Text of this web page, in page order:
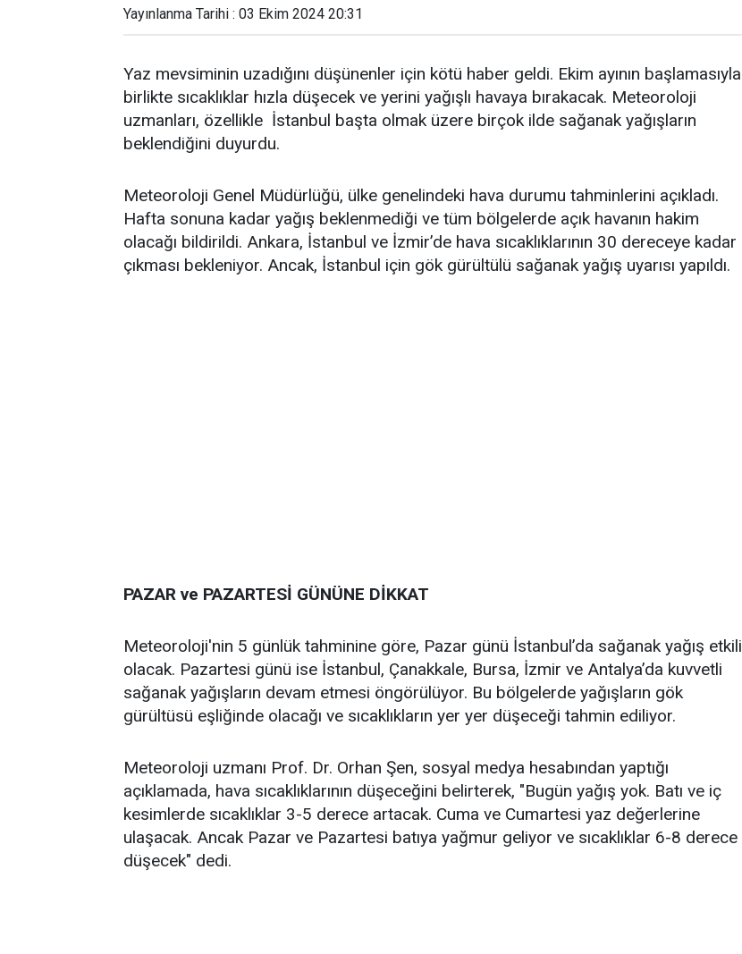
Yayınlanma Tarihi : 03 Ekim 2024 20:31
Yaz mevsiminin uzadığını düşünenler için kötü haber geldi. Ekim ayının başlamasıyla
birlikte sıcaklıklar hızla düşecek ve yerini yağışlı havaya bırakacak. Meteoroloji
uzmanları, özellikle İstanbul başta olmak üzere birçok ilde sağanak yağışların
beklendiğini duyurdu.
Meteoroloji Genel Müdürlüğü, ülke genelindeki hava durumu tahminlerini açıkladı.
Hafta sonuna kadar yağış beklenmediği ve tüm bölgelerde açık havanın hakim
olacağı bildirildi. Ankara, İstanbul ve İzmir’de hava sıcaklıklarının 30 dereceye kadar
çıkması bekleniyor. Ancak, İstanbul için gök gürültülü sağanak yağış uyarısı yapıldı.
PAZAR ve PAZARTESİ GÜNÜNE DİKKAT
Meteoroloji'nin 5 günlük tahminine göre, Pazar günü İstanbul’da sağanak yağış etkili
olacak. Pazartesi günü ise İstanbul, Çanakkale, Bursa, İzmir ve Antalya’da kuvvetli
sağanak yağışların devam etmesi öngörülüyor. Bu bölgelerde yağışların gök
gürültüsü eşliğinde olacağı ve sıcaklıkların yer yer düşeceği tahmin ediliyor.
Meteoroloji uzmanı Prof. Dr. Orhan Şen, sosyal medya hesabından yaptığı
açıklamada, hava sıcaklıklarının düşeceğini belirterek, "Bugün yağış yok. Batı ve iç
kesimlerde sıcaklıklar 3-5 derece artacak. Cuma ve Cumartesi yaz değerlerine
ulaşacak. Ancak Pazar ve Pazartesi batıya yağmur geliyor ve sıcaklıklar 6-8 derece
düşecek" dedi.